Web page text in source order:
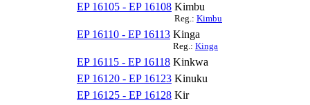
EP 16105 - EP 16108 Kimbu
Reg.: Kimbu
EP 16110 - EP 16113 Kinga
Reg.: Kinga
EP 16115 - EP 16118 Kinkwa
EP 16120 - EP 16123 Kinuku
EP 16125 - EP 16128 Kir